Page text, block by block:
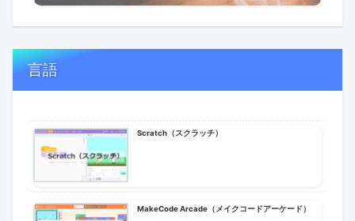
言語
Scratch（スクラッチ）
MakeCode Arcade（メイクコードアーケード）